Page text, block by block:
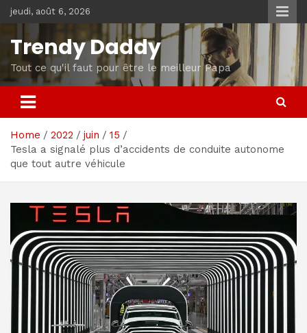
Skip
to
content
jeudi, août 6, 2026
Trendy Daddy
Tout ce qu'il faut pour être le meilleur Papa
Home 2022 juin
15
Tesla a signalé plus d’accidents de conduite autonome
que tout autre véhicule